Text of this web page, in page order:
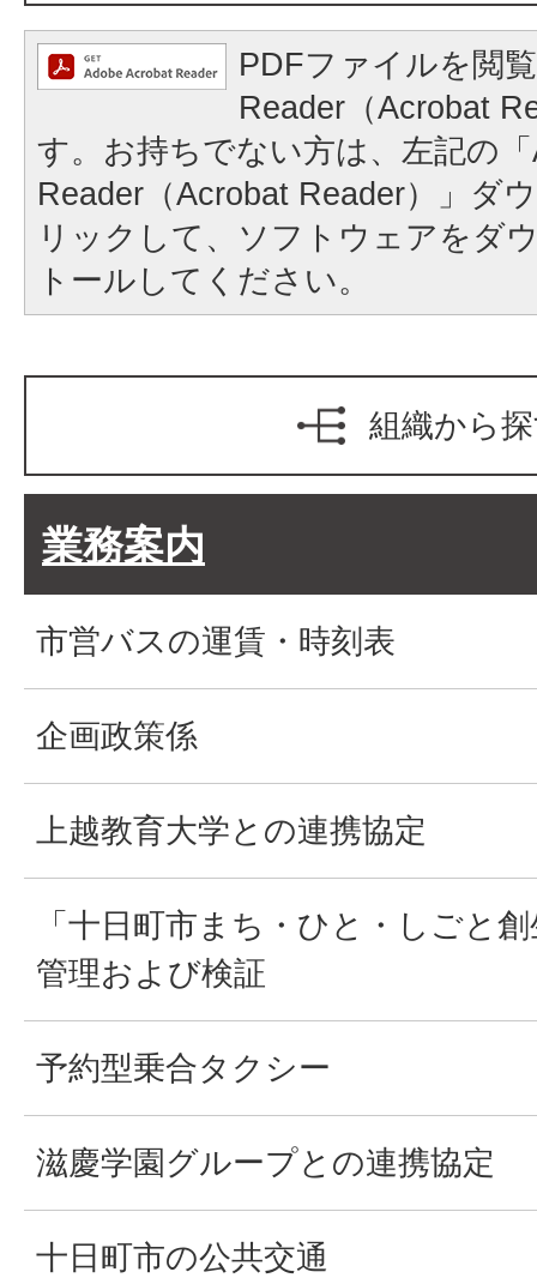
PDFファイルを閲
Reader（Acrobat
す。お持ちでない方は、左記の
Reader（Acrobat Reader）」ダ
リックして、ソフトウェアをダ
トールしてください。
組織から
業務案内
市営バスの運賃・時刻表
企画政策係
上越教育大学との連携協定
「十日町市まち・ひと・しごと
管理および検証
予約型乗合タクシー
滋慶学園グループとの連携協定
十日町市の公共交通